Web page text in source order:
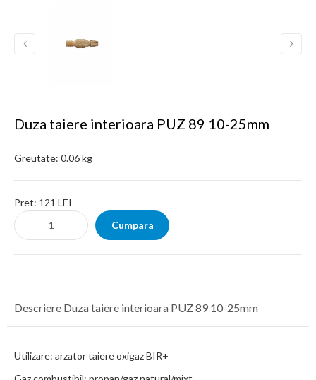
Duza taiere interioara PUZ 89 10-25mm
Greutate: 0.06 kg
Pret: 121 LEI
Descriere Duza taiere interioara PUZ 89 10-25mm
Utilizare: arzator taiere oxigaz BIR+